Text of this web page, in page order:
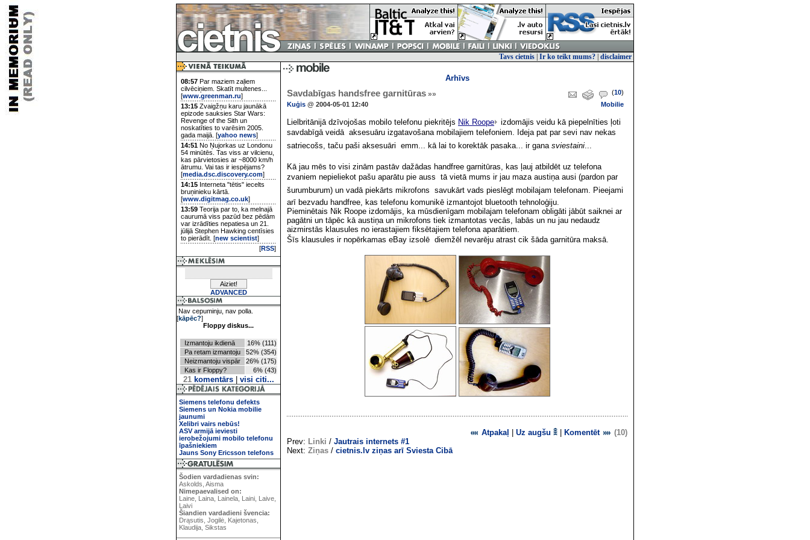
Tavs cietnis Ir ko teikt mums? disclaimer
08:57 Par maziem zaļiem
cilvēciņiem. Skatīt multenes...
[www.greenman.ru]
13:15 Zvaigžņu karu jaunākā
epizode sauksies Star Wars:
Revenge of the Sith un
noskatīties to varēsim 2005.
gada maijā. [yahoo news]
14:51 No Ņujorkas uz Londonu
54 minūtēs. Tas viss ar vilcienu,
kas pārvietosies ar ~8000 km/h
ātrumu. Vai tas ir iespējams?
[media.dsc.discovery.com]
14:15 Interneta "tētis" iecelts
bruņinieku kārtā.
[www.digitmag.co.uk]
13:59 Teorija par to, ka melnajā
caurumā viss pazūd bez pēdām
var izrādīties nepatiesa un 21.
jūlijā Stephen Hawking centīsies
to pierādīt. [new scientist]
[RSS]
ADVANCED
Nav cepuminju, nav polla.
[kāpēc?]
Floppy diskus...
Izmantoju ikdienā
16% (111)
Pa retam izmantoju
52% (354)
Neizmantoju vispār
26% (175)
Kas ir Floppy?
6% (43)
21komentārs| visi citi...
Siemens telefonu defekts
Siemens un Nokia mobilie
jaunumi
Xelibri vairs nebūs!
ASV armijā ieviesti
ierobežojumi mobilo telefonu
īpašniekiem
Jauns Sony Ericsson telefons
Šodien vardadienas svin:
Askolds, Aisma
Nimepaevalised on:
Laine, Laina, Lainela, Laini, Laive,
Laivi
Šiandien vardadieni švencia:
Drąsutis, Jogilė, Kajetonas,
Klaudija, Sikstas
Arhīvs
Savdabīgas handsfree garnitūras »» (10)
Kuģis @ 2004-05-01 12:40 Mobilie
Lielbritānijā dzīvojošas mobilo telefonu piekritējs Nik Roope
izdomājis veidu kā piepelnīties ļoti
savdabīgā veidā  aksesuāru izgatavošana mobilajiem telefoniem. Ideja pat par sevi nav nekas
satriecošs, taču paši aksesuāri  emm... kā lai to korektāk pasaka... ir gana sviestaini...
Kā jau mēs to visi zinām pastāv dažādas handfree garnitūras, kas ļauj atbildēt uz telefona
zvaniem nepieliekot pašu aparātu pie auss  tā vietā mums ir jau maza austiņa ausi (pardon par
šurumburum) un vadā piekārts mikrofons  savukārt vads pieslēgt mobilajam telefonam. Pieejami
arī bezvadu handfree, kas telefonu komunikē izmantojot bluetooth tehnoloģiju.
Pieminētais Nik Roope izdomājis, ka mūsdienīgam mobilajam telefonam obligāti jābūt saiknei ar
pagātni un tāpēc kā austiņa un mikrofons tiek izmantotas vecās, labās un nu jau nedaudz
aizmirstās klausules no ierastajiem fiksētajiem telefona aparātiem.
Šīs klausules ir nopērkamas eBay izsolē  diemžēl nevarēju atrast cik šāda garnitūra maksā.
Atpakaļ | Uz augšu | Komentēt
(10)
Prev: Linki / Jautrais internets #1
Next: Ziņas / cietnis.lv ziņas arī Sviesta Cibā